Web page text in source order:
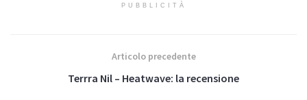
PUBBLICITÀ
Articolo precedente
Terrra Nil – Heatwave: la recensione